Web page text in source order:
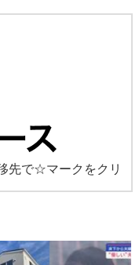
先で☆マークをクリ